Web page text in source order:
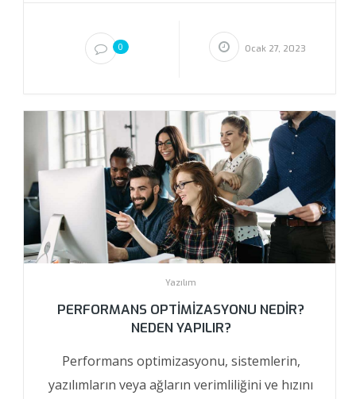
0 Ocak 27, 2023
Yazılım
PERFORMANS OPTIMIZASYONU NEDIR?
NEDEN YAPILIR?
Performans optimizasyonu, sistemlerin,
yazılımların veya ağların verimliliğini ve hızını